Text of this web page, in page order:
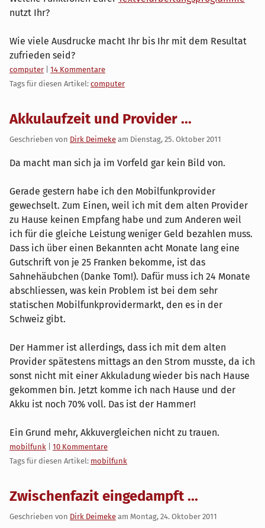
nutzt Ihr?
Wie viele Ausdrucke macht Ihr bis Ihr mit dem Resultat
zufrieden seid?
Kategorien:
computer
14 Kommentare
Tags für diesen Artikel: computer
Akkulaufzeit und Provider ...
Geschrieben von Dirk Deimeke am Dienstag, 25. Oktober 2011
Da macht man sich ja im Vorfeld gar kein Bild von.
Gerade gestern habe ich den Mobilfunkprovider
gewechselt. Zum Einen, weil ich mit dem alten Provider
zu Hause keinen Empfang habe und zum Anderen weil
ich für die gleiche Leistung weniger Geld bezahlen muss.
Dass ich über einen Bekannten acht Monate lang eine
Gutschrift von je 25 Franken bekomme, ist das
Sahnehäubchen (Danke Tom!). Dafür muss ich 24 Monate
abschliessen, was kein Problem ist bei dem sehr
statischen Mobilfunkprovidermarkt, den es in der
Schweiz gibt.
Der Hammer ist allerdings, dass ich mit dem alten
Provider spätestens mittags an den Strom musste, da ich
sonst nicht mit einer Akkuladung wieder bis nach Hause
gekommen bin. Jetzt komme ich nach Hause und der
Akku ist noch 70% voll. Das ist der Hammer!
Ein Grund mehr, Akkuvergleichen nicht zu trauen.
Kategorien:
mobilfunk
10 Kommentare
Tags für diesen Artikel: mobilfunk
Zwischenfazit eingedampft ...
Geschrieben von Dirk Deimeke am Montag, 24. Oktober 2011